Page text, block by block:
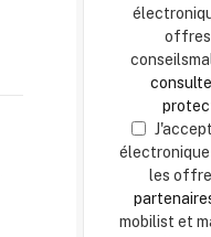
offres
électronique
les
mobilist et